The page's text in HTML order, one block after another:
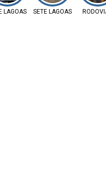
LAGOAS SETE LAGOAS